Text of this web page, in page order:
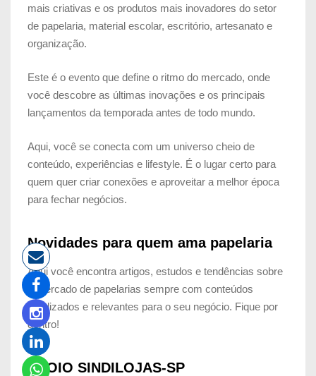
mais criativas e os produtos mais inovadores do setor
de papelaria, material escolar, escritório, artesanato e
organização.
Este é o evento que define o ritmo do mercado, onde
você descobre as últimas inovações e os principais
lançamentos da temporada antes de todo mundo.
Aqui, você se conecta com um universo cheio de
conteúdo, experiências e lifestyle. É o lugar certo para
quem quer criar conexões e aproveitar a melhor época
para fechar negócios.
Novidades para quem ama papelaria
Aqui você encontra artigos, estudos e tendências sobre
o mercado de papelarias sempre com conteúdos
atualizados e relevantes para o seu negócio. Fique por
dentro!
APOIO SINDILOJAS-SP